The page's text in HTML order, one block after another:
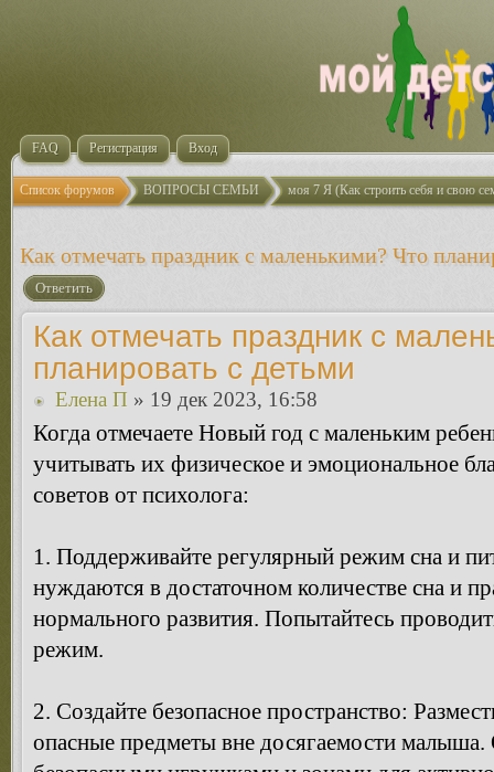
FAQ Регистрация Вход
Список форумов ВОПРОСЫ СЕМЬИ моя 7 Я (Как строить себя и свою
Как отмечать праздник с маленькими? Что
Ответить
Как отмечать праздник с
планировать с детьми
Елена П » 19 дек 2023, 16:58
Когда отмечаете Новый год с маленьким
учитывать их физическое и эмоциональное
советов от психолога:
1. Поддерживайте регулярный режим сна и
нуждаются в достаточном количестве сна и
нормального развития. Попытайтесь
режим.
2. Создайте безопасное пространство:
опасные предметы вне досягаемости малыша.